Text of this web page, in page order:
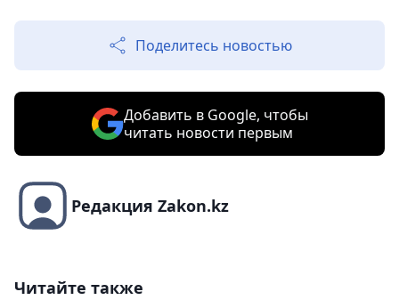
Поделитесь новостью
Добавить в Google, чтобы
читать новости первым
Редакция Zakon.kz
Читайте также